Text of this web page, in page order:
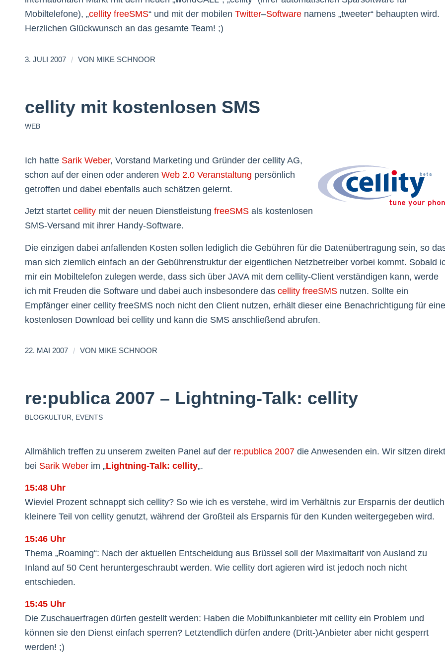
Mobiltelefone), „cellity freeSMS“ und mit der mobilen Twitter–Software namens „tweeter“ behaupten wird.
Herzlichen Glückwunsch an das gesamte Team! ;)
3. JULI 2007 / VON MIKE SCHNOOR
cellity mit kostenlosen SMS
WEB
Ich hatte Sarik Weber, Vorstand Marketing und Gründer der cellity AG,
schon auf der einen oder anderen Web 2.0 Veranstaltung persönlich
getroffen und dabei ebenfalls auch schätzen gelernt.
Jetzt startet cellity mit der neuen Dienstleistung freeSMS als kostenlosen
SMS-Versand mit ihrer Handy-Software.
Die einzigen dabei anfallenden Kosten sollen lediglich die Gebühren für die Datenübertragung sein, so
man sich ziemlich einfach an der Gebührenstruktur der eigentlichen Netzbetreiber vorbei kommt. Sobald
mir ein Mobiltelefon zulegen werde, dass sich über JAVA mit dem cellity-Client verständigen kann, werde
ich mit Freuden die Software und dabei auch insbesondere das cellity freeSMS nutzen. Sollte ein
Empfänger einer cellity freeSMS noch nicht den Client nutzen, erhält dieser eine Benachrichtigung für
kostenlosen Download bei cellity und kann die SMS anschließend abrufen.
22. MAI 2007 / VON MIKE SCHNOOR
re:publica 2007 – Lightning-Talk: cellity
BLOGKULTUR EVENTS
Allmählich treffen zu unserem zweiten Panel auf der re:publica 2007 die Anwesenden ein. Wir sitzen direkt
bei Sarik Weber im „Lightning-Talk: cellity„.
15:48 Uhr
Wieviel Prozent schnappt sich cellity? So wie ich es verstehe, wird im Verhältnis zur Ersparnis der deutlich
kleinere Teil von cellity genutzt, während der Großteil als Ersparnis für den Kunden weitergegeben wird.
15:46 Uhr
Thema „Roaming“: Nach der aktuellen Entscheidung aus Brüssel soll der Maximaltarif von Ausland zu
Inland auf 50 Cent heruntergeschraubt werden. Wie cellity dort agieren wird ist jedoch noch nicht
entschieden.
15:45 Uhr
Die Zuschauerfragen dürfen gestellt werden: Haben die Mobilfunkanbieter mit cellity ein Problem und
können sie den Dienst einfach sperren? Letztendlich dürfen andere (Dritt-)Anbieter aber nicht gesperrt
werden! ;)